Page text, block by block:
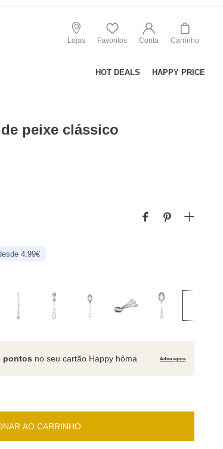
Lojas Favoritos Conta Carrinho
HOT DEALS HAPPY PRICE
peixe clássico
4,99€
pontos no seu cartão Happy hôma Adira agora
AO CARRINHO